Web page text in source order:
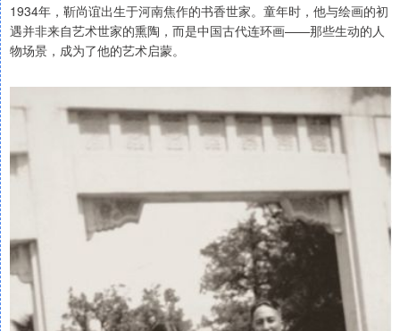
1934年，靳尚谊出生于河南焦作的书香世家。童年时，他与绘画的初
遇并非来自艺术世家的熏陶，而是中国古代连环画——那些生动的人
物场景，成为了他的艺术启蒙。